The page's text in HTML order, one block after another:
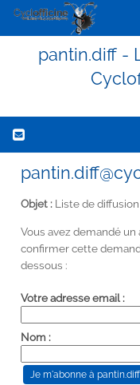
pantin.diff -
Objet : Liste de
Vous avez demandé
confirmer cette
dessous :
Votre adresse email :
Nom :